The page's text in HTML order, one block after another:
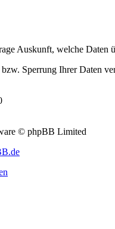
Auskunft, welche Daten
Sperrung Ihrer Daten
© phpBB Limited